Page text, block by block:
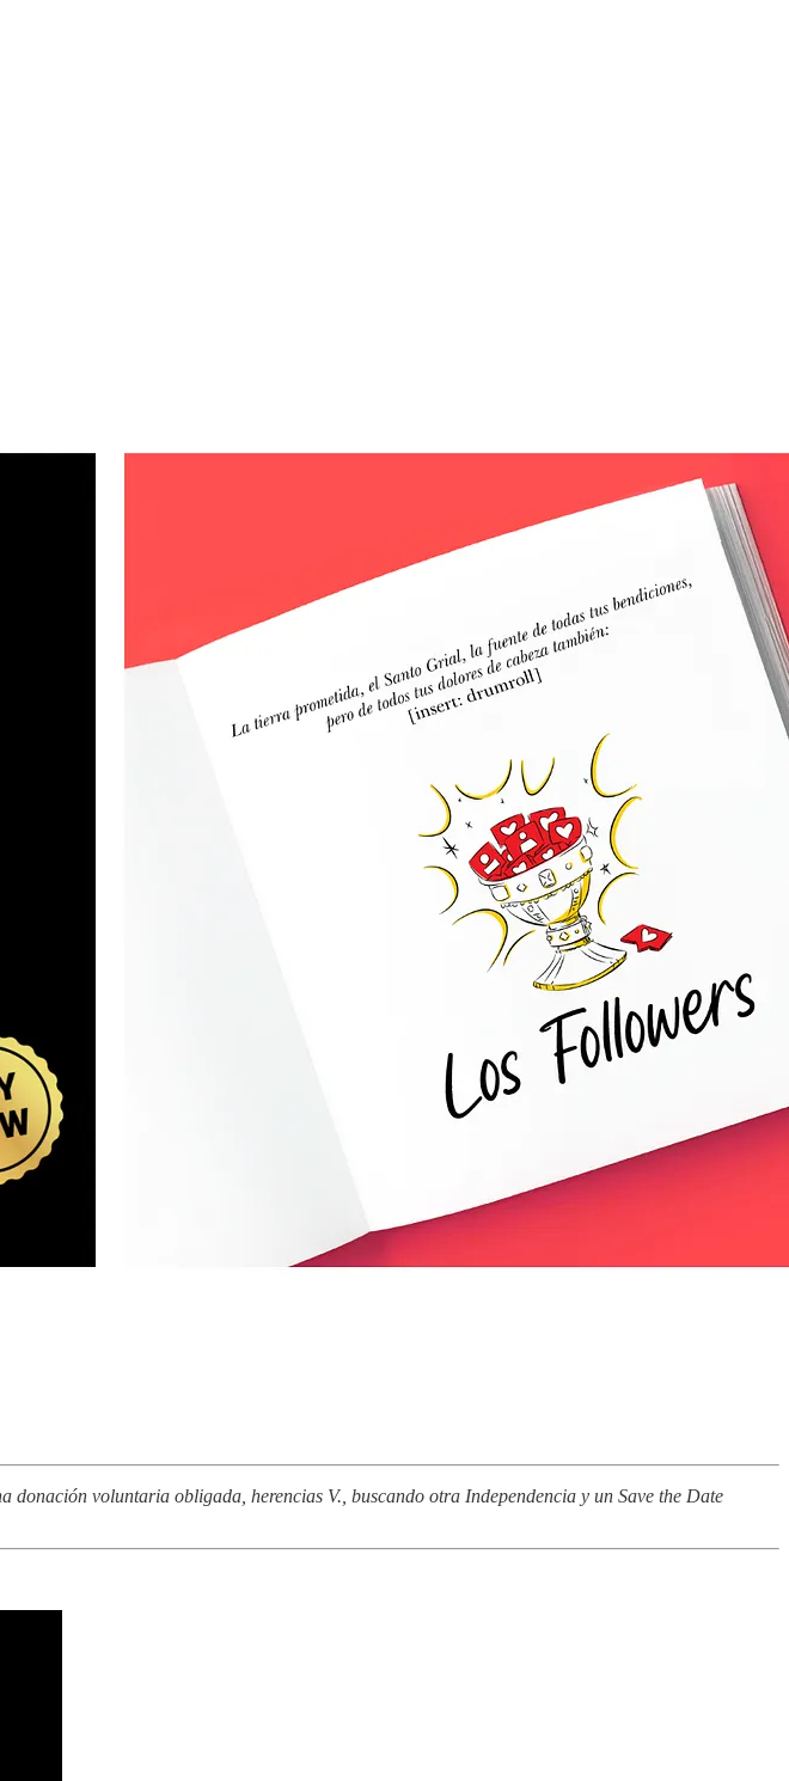
voluntaria obligada, herencias V., buscando otra Independencia y un Save the Date